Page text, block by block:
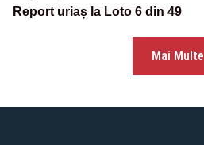
Report uriaș la Loto 6 din 49
Mai Multe